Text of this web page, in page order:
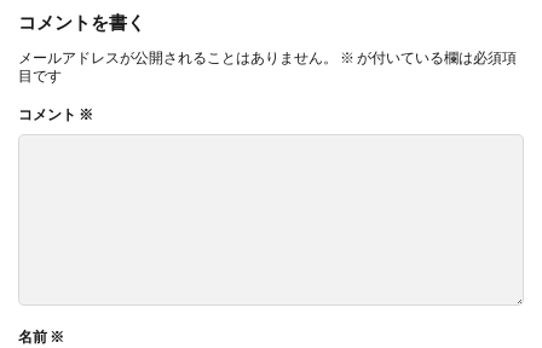
コメントを書く
メールアドレスが公開されることはありません。 ※ が付いている欄は必須項
目です
コメント ※
名前 ※